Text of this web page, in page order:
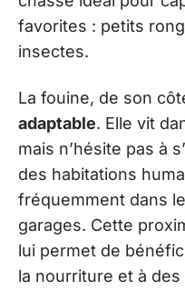
favorites : petits
insectes.
La fouine, de son
adaptable. Elle vit
mais n’hésite pas à
des habitations
fréquemment dans
garages. Cette
lui permet de
la nourriture et à